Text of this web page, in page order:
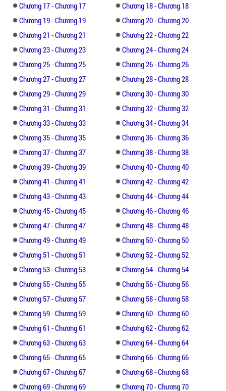
Anh cho rằng mình sẽ không yêu thêm một
lần nào nữa, nhưng khi trông thấy khuôn
mặt tái nhợt đau khổ của cô, anh mới biết
thì ra mình đã sớm động lòng, là tình yêu.
Ngay lúc hai người đều tự phát hiện ra tình
cảm thật sự của bản thân, quyết định nắm
tay nhau đi đến hết đời, bỗng chốc một trái
bom đã phá hủy hạnh phúc ngọt ngào chưa
được bao lâu của họ.
Câu chuyện tình yêu này có chăng khiến
người đọc không thể không thể dừng lại
những yêu thương, những đổ vỡ. Truyện rồi
sẽ ra sao, hạnh phúc liệu có bắt đầu từ đây
hay không hay rồi sẽ tan biến. Phải hay
không giữa vòng xoáy nhân sinh và duyên
số ta sẽ tìm được nhau giữa biển người rộng
lớn. Mời bạn đón đọc truyện và theo dõi
những truyện khác cùng thể loại như: Ấm
Áp Như Xưa, Người Phụ Nữ Của Tổng Giám
Đốc,...
Chương 17 - Chương 17
Chương 18 - Chương 18
Chương 19 - Chương 19
Chương 20 - Chương 20
Chương 21 - Chương 21
Chương 22 - Chương 22
Chương 23 - Chương 23
Chương 24 - Chương 24
Chương 25 - Chương 25
Chương 26 - Chương 26
Chương 27 - Chương 27
Chương 28 - Chương 28
Chương 29 - Chương 29
Chương 30 - Chương 30
Chương 31 - Chương 31
Chương 32 - Chương 32
Chương 33 - Chương 33
Chương 34 - Chương 34
Chương 35 - Chương 35
Chương 36 - Chương 36
Chương 37 - Chương 37
Chương 38 - Chương 38
Chương 39 - Chương 39
Chương 40 - Chương 40
Chương 41 - Chương 41
Chương 42 - Chương 42
Chương 43 - Chương 43
Chương 44 - Chương 44
Chương 45 - Chương 45
Chương 46 - Chương 46
Chương 47 - Chương 47
Chương 48 - Chương 48
Chương 49 - Chương 49
Chương 50 - Chương 50
Chương 51 - Chương 51
Chương 52 - Chương 52
Chương 53 - Chương 53
Chương 54 - Chương 54
Chương 55 - Chương 55
Chương 56 - Chương 56
Chương 57 - Chương 57
Chương 58 - Chương 58
Chương 59 - Chương 59
Chương 60 - Chương 60
Chương 61 - Chương 61
Chương 62 - Chương 62
Chương 63 - Chương 63
Chương 64 - Chương 64
Chương 65 - Chương 65
Chương 66 - Chương 66
Chương 67 - Chương 67
Chương 68 - Chương 68
Chương 69 - Chương 69
Chương 70 - Chương 70